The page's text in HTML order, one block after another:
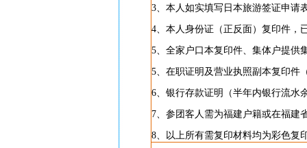
3、本人如实填写日本旅游签证申请
4、本人身份证（正反面）复印件，
5、全家户口本复印件、集体户提供
5、在职证明及营业执照副本复印件
6、银行存款证明（半年内银行流水
7、参团客人需为福建户籍或在福建
8、以上所有需复印材料均为彩色复